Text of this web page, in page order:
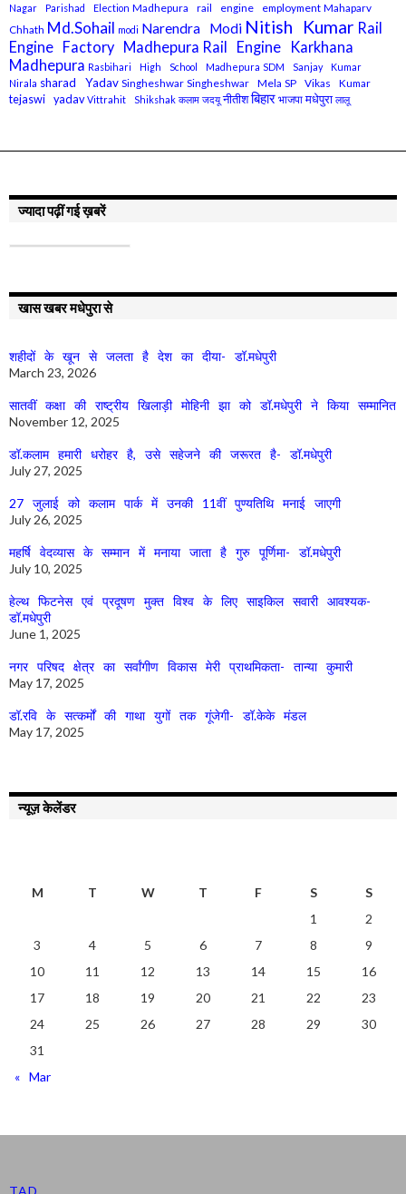
Nagar Parishad Election Madhepura rail engine employment Mahaparv
Chhath Md.Sohail modi Narendra Modi Nitish Kumar Rail
Engine Factory Madhepura Rail Engine Karkhana
Madhepura Rasbihari High School Madhepura SDM Sanjay Kumar
Nirala sharad Yadav Singheshwar Singheshwar Mela SP Vikas Kumar
tejaswi yadav Vittrahit Shikshak कलाम जदयू नीतीश बिहार भाजपा मधेपुरा लालू
ज्यादा पढ़ीं गई ख़बरें
खास खबर मधेपुरा से
शहीदों के खून से जलता है देश का दीया- डॉ.मधेपुरी
March 23, 2026
सातवीं कक्षा की राष्ट्रीय खिलाड़ी मोहिनी झा को डॉ.मधेपुरी ने किया सम्मानित
November 12, 2025
डॉ.कलाम हमारी धरोहर है, उसे सहेजने की जरूरत है- डॉ.मधेपुरी
July 27, 2025
27 जुलाई को कलाम पार्क में उनकी 11वीं पुण्यतिथि मनाई जाएगी
July 26, 2025
महर्षि वेदव्यास के सम्मान में मनाया जाता है गुरु पूर्णिमा- डॉ.मधेपुरी
July 10, 2025
हेल्थ फिटनेस एवं प्रदूषण मुक्त विश्व के लिए साइकिल सवारी आवश्यक-
डॉ.मधेपुरी
June 1, 2025
नगर परिषद क्षेत्र का सर्वांगीण विकास मेरी प्राथमिकता- तान्या कुमारी
May 17, 2025
डॉ.रवि के सत्कर्मों की गाथा युगों तक गूंजेगी- डॉ.केके मंडल
May 17, 2025
न्यूज़ केलेंडर
M T W T F S S
« Mar
1
2
3
4 5 6 7 8
9
10
11 12 13 14 15
16
17
18 19 20 21 22
23
24
25 26 27 28 29
30
31